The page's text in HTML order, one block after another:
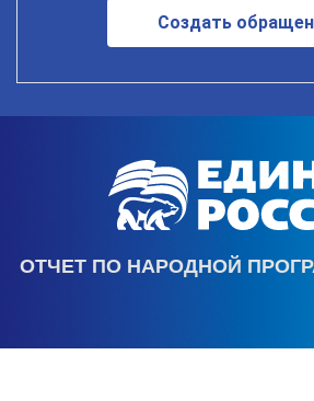
Создать
ОТЧЕТ ПО НАРОДНОЙ